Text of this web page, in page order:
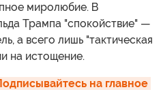
миролюбие. В
Трампа "спокойствие" —
а всего лишь "тактическая
на истощение.
на главное